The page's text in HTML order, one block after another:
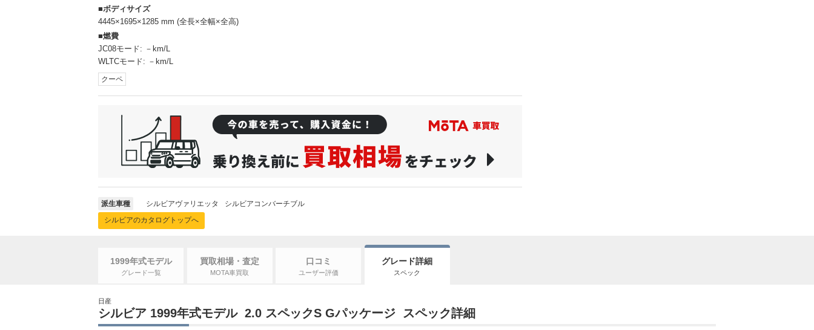
ボディサイズ
4445×1695×1285 mm (全長×全幅×全高)
燃費
JC08モード: －km/L
WLTCモード: －km/L
クーペ
派生車種 シルビアヴァリエッタ
シルビアコンバーチブル
シルビアのカタログトップへ
1999年式モデル
グレード一覧
買取相場・査定
MOTA車買取
口コミ
ユーザー評価
グレード詳細
スペック
日産
シルビア 1999年式モデル 2.0 スペックS Gパッケージ スペック詳細